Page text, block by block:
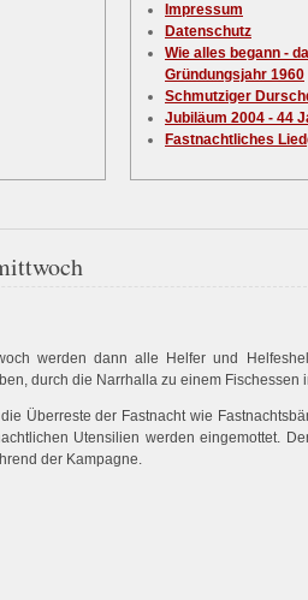
Impressum
Datenschutz
Wie alles begann -
Gründungsjahr 1960
Schmutziger
Jubiläum 2004 - 44
Fastnachtliches
werden dann alle Helfer und
durch die Narrhalla zu einem
Überreste der Fastnacht wie
Utensilien werden eingemottet.
der Kampagne.